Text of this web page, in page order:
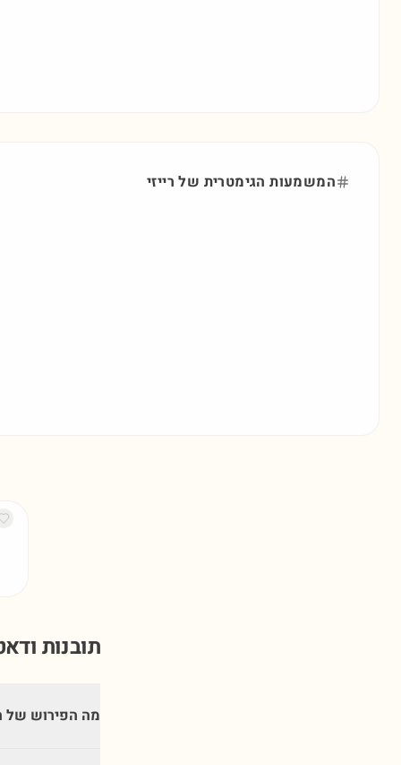
המשמעות הגימטרית של רייזי
תובנות
מה הפירוש של